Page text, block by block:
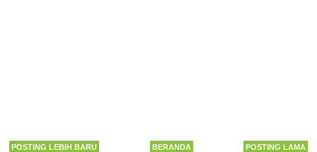
POSTING LEBIH BARU POSTING LAMA
BERANDA